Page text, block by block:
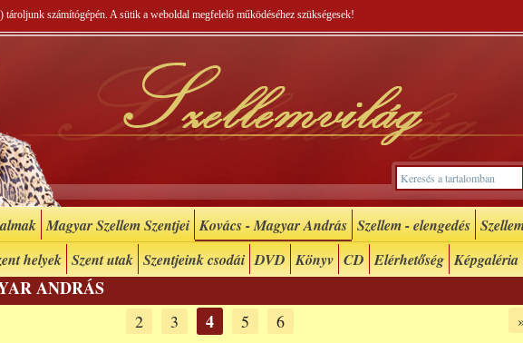
számítógépén. A sütik a weboldal megfelelő működéséhez szükségesek!
Magyar Szellem Szentjei Kovács - Magyar András Szellem - elengedés
helyek Szent utak Szentjeink csodái DVD Könyv CD Elérhetőség Képgaléria
ANDRÁS
2 3 4 5 6